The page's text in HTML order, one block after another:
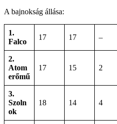
A bajnokság állása:
1.
Falco
17 17 –
2.
Atom
erőmű
17 15 2
3.
Szoln
ok
18 14 4